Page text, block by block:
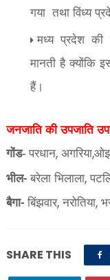
गया तथा विंध्य
मध्य प्रदेश की
मानती है क्योंकि
हैं।
जनजाति की उपजाति
गोंड- परधान, अगरिया,
भील-बरेला भिलाला,
बैगा-बिंझवार, नरोतिया,
SHARE THIS